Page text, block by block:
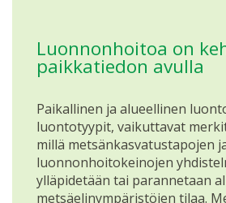
Luonnonhoitoa on
paikkatiedon avulla
Paikallinen ja alueellinen
luontotyypit, vaikuttavat
millä metsänkasvatustapojen
luonnonhoitokeinojen
ylläpidetään tai parannetaan
metsäelinympäristöjen tilaa.